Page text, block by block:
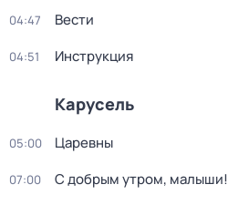
04:47 Вести
04:51 Инструкция
Карусель
05:00 Царевны
07:00 С добрым утром, малыши!